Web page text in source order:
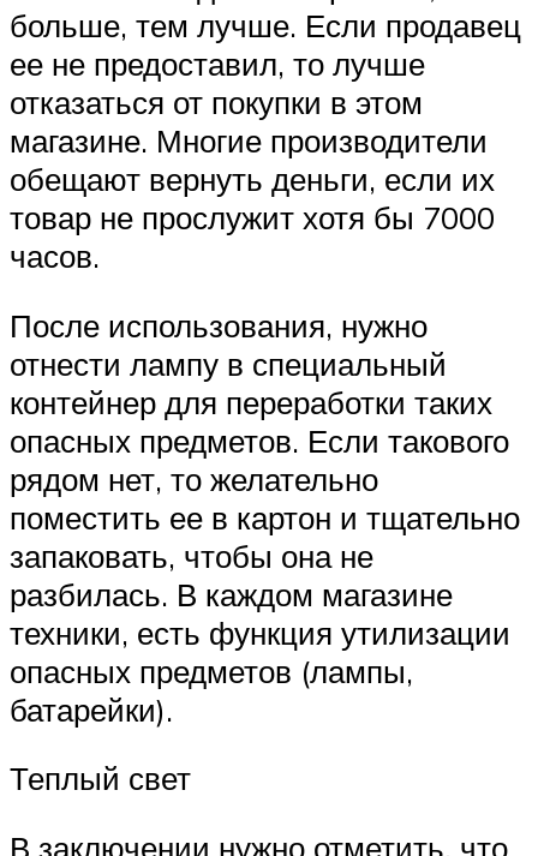
больше, тем лучше. Если продавец
ее не предоставил, то лучше
отказаться от покупки в этом
магазине. Многие производители
обещают вернуть деньги, если их
товар не прослужит хотя бы 7000
часов.
После использования, нужно
отнести лампу в специальный
контейнер для переработки таких
опасных предметов. Если такового
рядом нет, то желательно
поместить ее в картон и тщательно
запаковать, чтобы она не
разбилась. В каждом магазине
техники, есть функция утилизации
опасных предметов (лампы,
батарейки).
Теплый свет
В заключении нужно отметить, что